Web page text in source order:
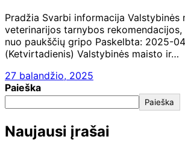
Pradžia Svarbi informacija Valstybinės
veterinarijos tarnybos
nuo paukščių gripo Paskelbta: 2025-
(Ketvirtadienis) Valstybinės maisto ir…
27 balandžio, 2025
Paieška
Paieška
Naujausi įrašai